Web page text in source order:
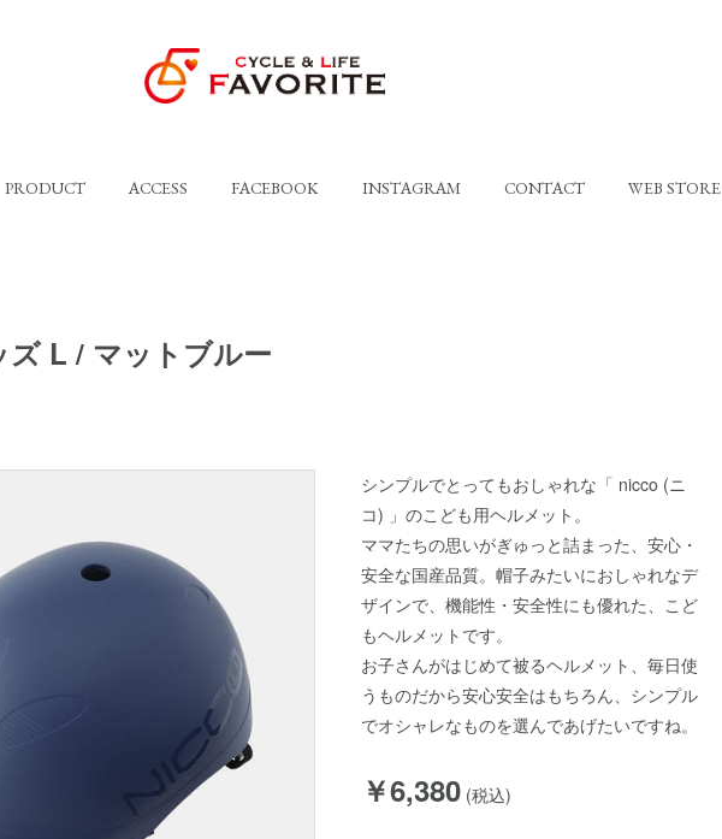
PRODUCT ACCESS FACEBOOK INSTAGRAM CONTACT WEB STORE
ズ L / マットブルー
シンプルでとってもおしゃれな「 nicco (ニ
コ) 」のこども用ヘルメット。
ママたちの思いがぎゅっと詰まった、安心・
安全な国産品質。帽子みたいにおしゃれなデ
ザインで、機能性・安全性にも優れた、こど
もヘルメットです。
お子さんがはじめて被るヘルメット、毎日使
うものだから安心安全はもちろん、シンプル
でオシャレなものを選んであげたいですね。
￥6,380 (税込)